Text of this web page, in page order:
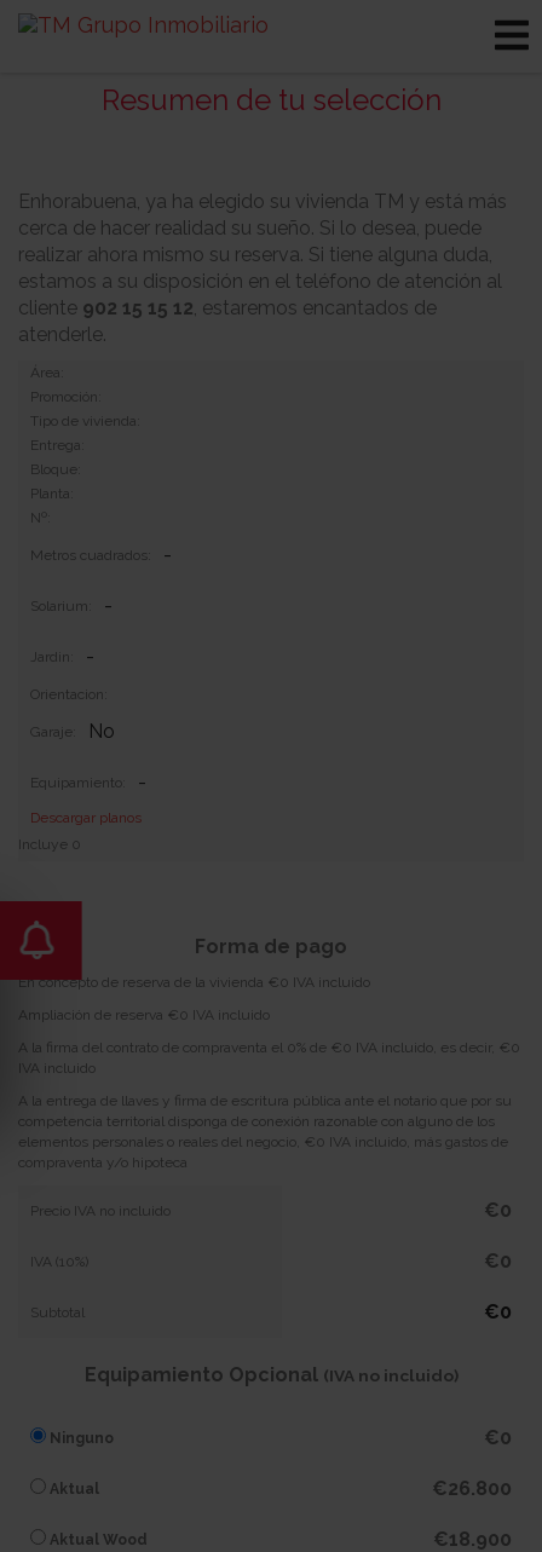
Resumen de tu selección
Enhorabuena, ya ha elegido su vivienda TM y está más
cerca de hacer realidad su sueño. Si lo desea, puede
realizar ahora mismo su reserva. Si tiene alguna duda,
estamos a su disposición en el teléfono de atención al
cliente 902 15 15 12, estaremos encantados de
atenderle.
Área:
Promoción:
Tipo de vivienda:
Entrega:
Bloque:
Planta:
Nº:
Metros cuadrados: -
Solarium: -
Jardin: -
Orientacion:
Garaje: No
Equipamiento: -
Descargar planos
Incluye 0
Forma de pago
En concepto de reserva de la vivienda €0 IVA incluido
Ampliación de reserva €0 IVA incluido
A la firma del contrato de compraventa el 0% de €0 IVA incluido, es decir, €0
IVA incluido
A la entrega de llaves y firma de escritura pública ante el notario que por su
competencia territorial disponga de conexión razonable con alguno de los
elementos personales o reales del negocio, €0 IVA incluido, más gastos de
compraventa y/o hipoteca
Precio IVA no incluido €0
IVA (10%) €0
Subtotal €0
Equipamiento Opcional (IVA no incluido)
Ninguno €0
Aktual €26.800
Aktual Wood €18.900